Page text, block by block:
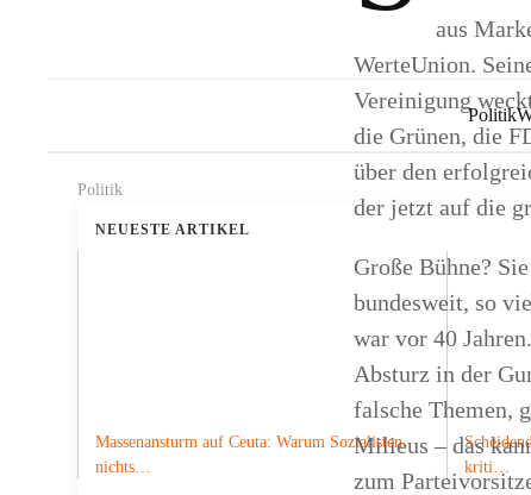
Politik
Politik
NEUESTE ARTIKEL
Massenansturm auf Ceuta: Warum Sozialisten
nichts…
kriti…
aus
WerteUnion.
Vereinigung
die Grünen, die
über den
der jetzt auf die
Große Bühne?
bundesweit, so
war vor 40
Absturz in der
falsche Themen,
Milieus – das
zum